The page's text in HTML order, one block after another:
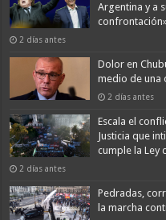
Argentina y a
2 días antes
Dolor en
medio de una
2 días antes
Escala el
Justicia que
cumple la Ley
2 días antes
Pedradas,
la marcha